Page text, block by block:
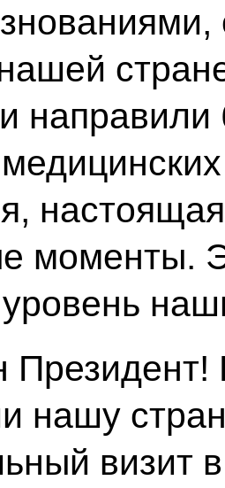
направили
моменты.
нашу
визит